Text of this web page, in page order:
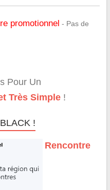
promotionnel - Pas de
Pour Un
Très Simple!
!
Rencontre